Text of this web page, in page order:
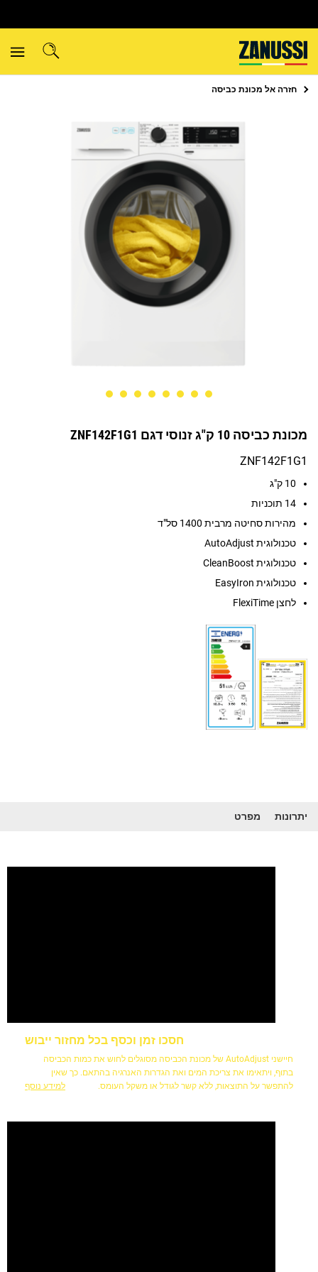
חזרה אל מכונת כביסה
מכונת כביסה 10 ק"ג זנוסי דגם ZNF142F1G1
ZNF142F1G1
10 ק"ג
14 תוכניות
מהירות סחיטה מרבית 1400 סל"ד
טכנולוגית AutoAdjust
טכנולוגית CleanBoost
טכנולוגית EasyIron
לחצן FlexiTime
יתרונות מפרט
חסכו זמן וכסף בכל מחזור ייבוש
חיישני AutoAdjust של מכונת הכביסה מסוגלים לחוש את כמות הכביסה
בתוף, ויתאימו את צריכת המים ואת הגדרות האנרגיה בהתאם. כך שאין
להתפשר על התוצאות, ללא קשר לגודל או משקל העומס.
למידע נוסף